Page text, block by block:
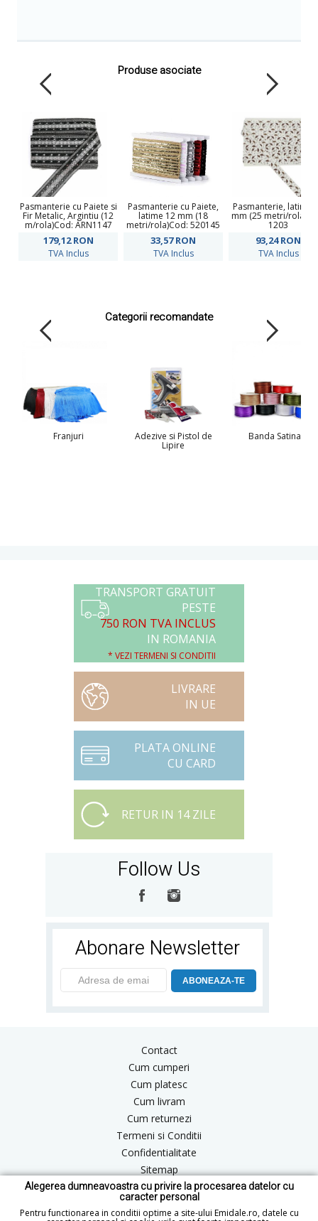
Alegerea dumneavoastra cu privire la procesarea datelor cu
caracter personal
Pentru functionarea in conditii optime a site-ului Emidale.ro, datele cu
Produse asociate
Pasmanterie cu Paiete si
Fir Metalic, Argintiu (12
m/rola)Cod: ARN1147
179,12RON
TVA Inclus
Pasmanterie cu Paiete,
latime 12 mm (18
metri/rola)Cod: 520145
33,57RON
TVA Inclus
Pasmanterie, latime
mm (25 metri/
1203
93,24RON
TVA Inclus
Categorii recomandate
Franjuri Adezive si Pistol de
Lipire
Banda Satinata
TRANSPORT GRATUIT
PESTE
750 RON TVA INCLUS
IN ROMANIA
* VEZI TERMENI SI CONDITII
LIVRARE
IN UE
PLATA ONLINE
CU CARD
RETUR IN 14 ZILE
Follow Us
Abonare Newsletter
ABONEAZA-TE
Contact
Cum cumperi
Cum platesc
Cum livram
Cum returnezi
Termeni si Conditii
Confidentialitate
Sitemap
Blog
ANPC